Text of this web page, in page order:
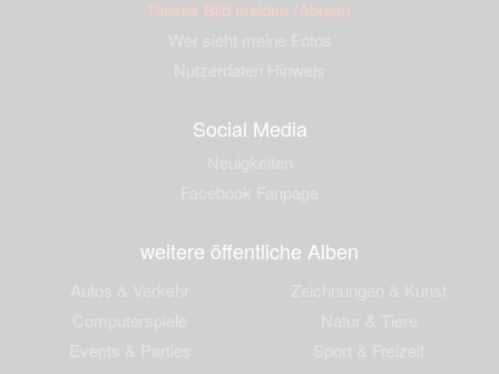
Dieses Bild melden (Abuse)
Social Media
weitere öffentliche Alben